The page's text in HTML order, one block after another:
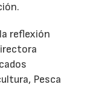
reflexión
Pesca